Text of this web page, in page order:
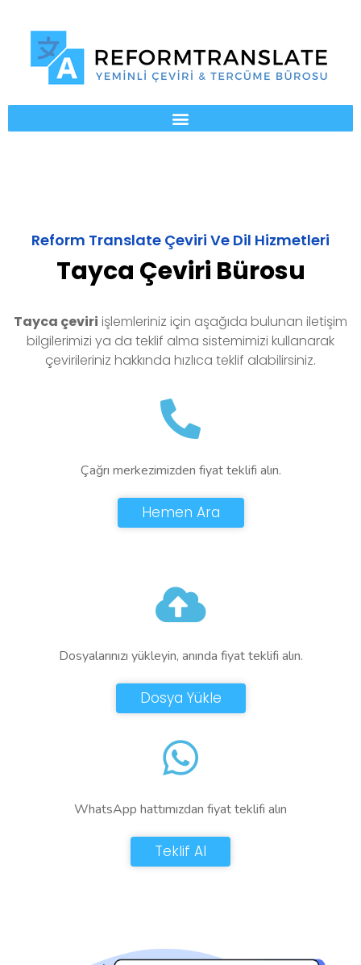
Reform Translate Çeviri Ve Dil Hizmetleri
Tayca Çeviri Bürosu
Tayca çeviri işlemleriniz için aşağıda bulunan iletişim
bilgilerimizi ya da teklif alma sistemimizi kullanarak
çevirileriniz hakkında hızlıca teklif alabilirsiniz.
Çağrı merkezimizden fiyat teklifi alın.
Hemen Ara
Dosyalarınızı yükleyin, anında fiyat teklifi alın.
Dosya Yükle
WhatsApp hattımızdan fiyat teklifi alın
Teklif Al